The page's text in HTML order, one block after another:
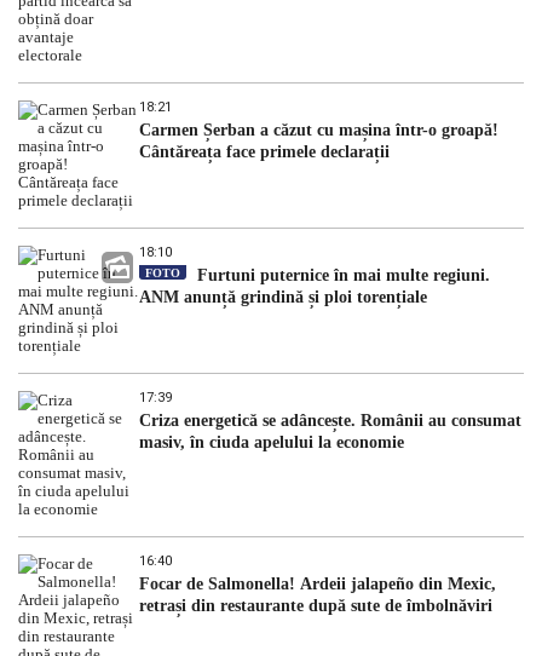
18:21
Carmen Șerban a căzut cu mașina într-o groapă!
Cântăreața face primele declarații
18:10
FOTO
Furtuni puternice în mai multe regiuni.
ANM anunță grindină și ploi torențiale
17:39
Criza energetică se adâncește. Românii au consumat
masiv, în ciuda apelului la economie
16:40
Focar de Salmonella! Ardeii jalapeño din Mexic,
retrași din restaurante după sute de îmbolnăviri